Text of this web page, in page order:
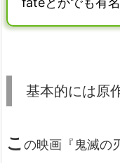
基本的には原
この映画『鬼滅の